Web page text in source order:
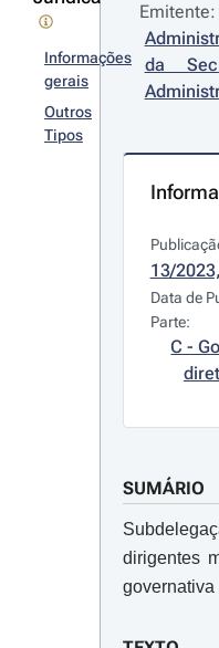
Informações
gerais
Outros
Tipos
Emitente:
da
13/
Data de
Parte:
C -
SUMÁRIO
dirigentes
governativa